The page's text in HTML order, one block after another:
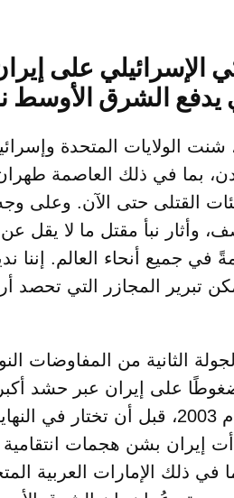
الإسرائيلي على
يدفع الشرق
28 فبراير/شباط 2026، شنت الولايات
بما في ذلك العاصمة
القتلى حتى الآن. وعلى
في جميع أنحاء العالم. إننا
تبرير المجازر التي تحصد
الثانية من المفاوضات
ضغوطًا على إيران عبر حشد
الأوسط منذ غزو العراق عام 2003، قبل
إيران بشن هجمات
في ذلك الإمارات العربية